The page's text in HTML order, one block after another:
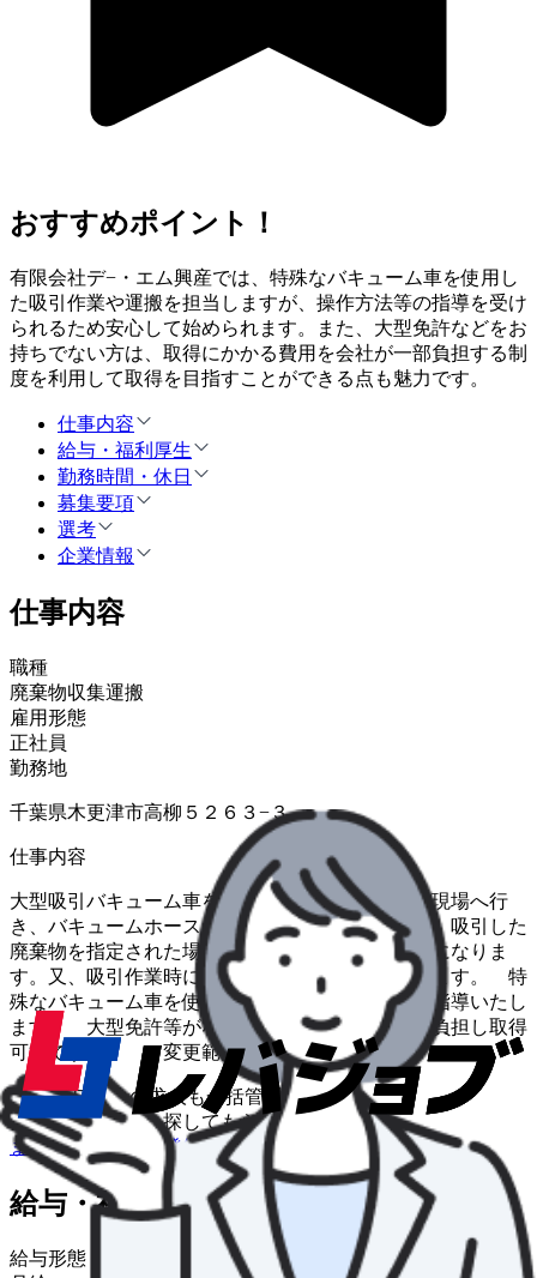
おすすめポイント！
有限会社デ−・エム興産では、特殊なバキューム車を使用し
た吸引作業や運搬を担当しますが、操作方法等の指導を受け
られるため安心して始められます。また、大型免許などをお
持ちでない方は、取得にかかる費用を会社が一部負担する制
度を利用して取得を目指すことができる点も魅力です。
仕事内容
給与・福利厚生
勤務時間・休日
募集要項
選考
企業情報
仕事内容
職種
廃棄物収集運搬
雇用形態
正社員
勤務地
千葉県木更津市高柳５２６３−３
仕事内容
大型吸引バキューム車を使用し、各工場等の作業現場へ行
き、バキュームホースセット後吸引作業を行う。 吸引した
廃棄物を指定された場所へ運搬していただく業務になりま
す。又、吸引作業時に手元作業が伴う場合もあります。 特
殊なバキューム車を使用するため、操作方法等は指導いたし
ます。 大型免許等がない方は一部会社が費用を負担し取得
可能です。 変更範囲：変更なし
\ハローワークの求人も一括管理
自分に合う求人を探してもらう/
まずは無料で会員登録
給与・福利厚生
給与形態